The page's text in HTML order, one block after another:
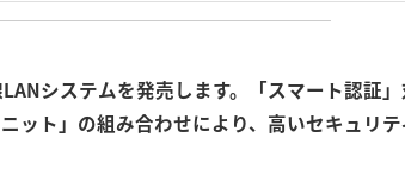
システムを発売します。「スマート認証
ト」の組み合わせにより、高いセキュリテ